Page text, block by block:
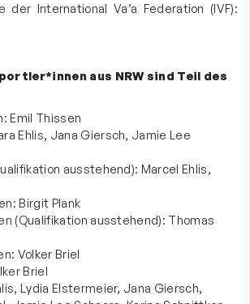
der International Va’a Federation (IVF):
aus NRW sind Teil des
Emil Thissen
Ehlis, Jana Giersch, Jamie Lee
ausstehend): Marcel Ehlis,
Birgit Plank
(Qualifikation ausstehend): Thomas
Volker Briel
Briel
Lydia Elstermeier, Jana Giersch,